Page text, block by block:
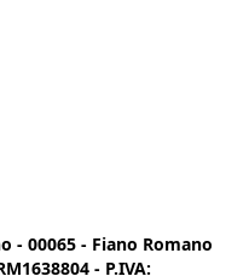
- 00065 - Fiano Romano
- P.IVA: